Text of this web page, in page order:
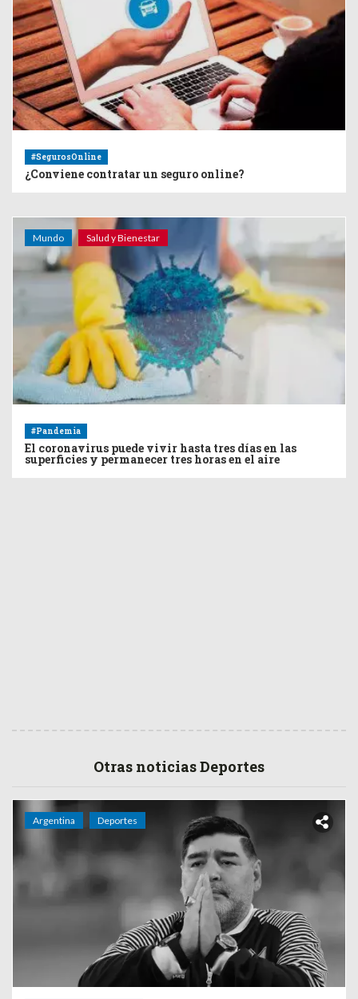
#SegurosOnline
¿Conviene contratar un seguro online?
Mundo Salud y Bienestar
#Pandemia
El coronavirus puede vivir hasta tres días en las
superficies y permanecer tres horas en el aire
Otras noticias Deportes
Argentina Deportes